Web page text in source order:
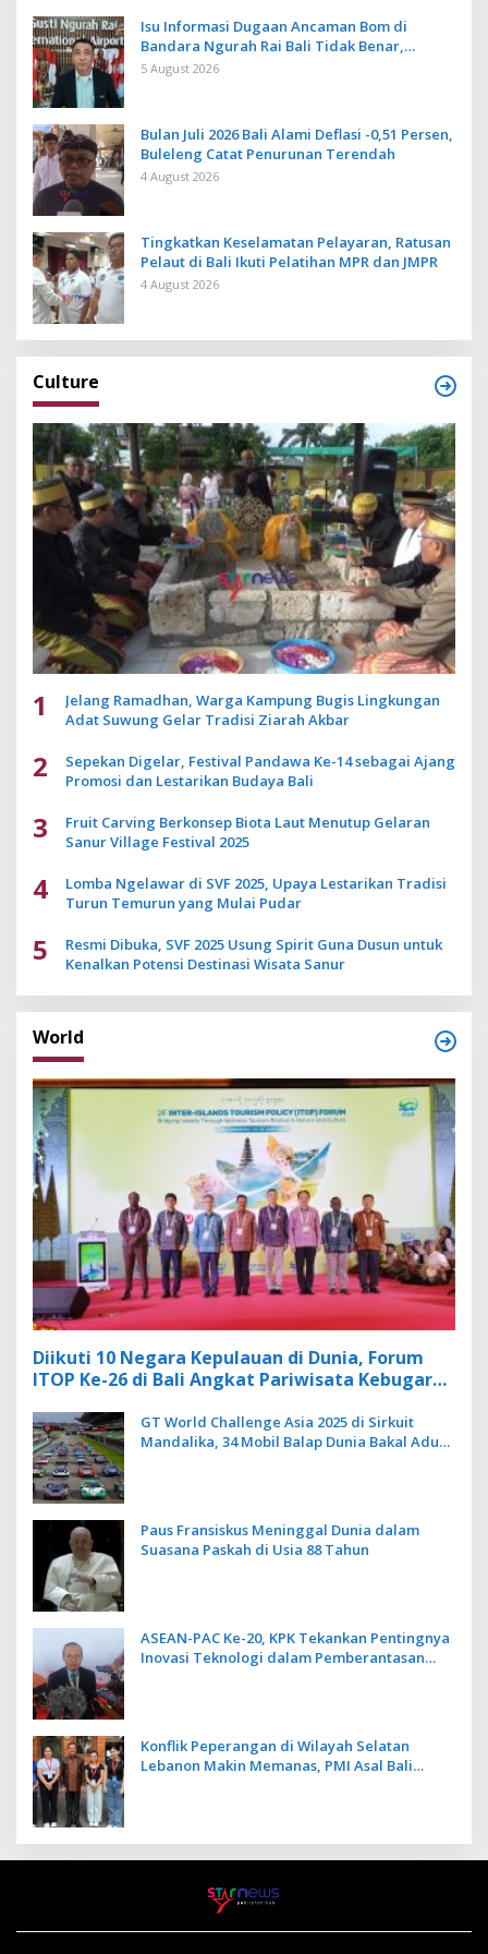
Isu Informasi Dugaan Ancaman Bom di
Bandara Ngurah Rai Bali Tidak Benar,
Operasional Penerbangan Lancar
5 August 2026
Bulan Juli 2026 Bali Alami Deflasi -0,51 Persen,
Buleleng Catat Penurunan Terendah
4 August 2026
Tingkatkan Keselamatan Pelayaran, Ratusan
Pelaut di Bali Ikuti Pelatihan MPR dan JMPR
4 August 2026
Culture
1
Jelang Ramadhan, Warga Kampung Bugis Lingkungan
Adat Suwung Gelar Tradisi Ziarah Akbar
2
Sepekan Digelar, Festival Pandawa Ke-14 sebagai Ajang
Promosi dan Lestarikan Budaya Bali
3
Fruit Carving Berkonsep Biota Laut Menutup Gelaran
Sanur Village Festival 2025
4
Lomba Ngelawar di SVF 2025, Upaya Lestarikan Tradisi
Turun Temurun yang Mulai Pudar
5
Resmi Dibuka, SVF 2025 Usung Spirit Guna Dusun untuk
Kenalkan Potensi Destinasi Wisata Sanur
World
Diikuti 10 Negara Kepulauan di Dunia, Forum
ITOP Ke-26 di Bali Angkat Pariwisata Kebugaran
GT World Challenge Asia 2025 di Sirkuit
Mandalika, 34 Mobil Balap Dunia Bakal Adu
Paus Fransiskus Meninggal Dunia dalam
Suasana Paskah di Usia 88 Tahun
ASEAN-PAC Ke-20, KPK Tekankan Pentingnya
Inovasi Teknologi dalam Pemberantasan
Konflik Peperangan di Wilayah Selatan
Lebanon Makin Memanas, PMI Asal Bali